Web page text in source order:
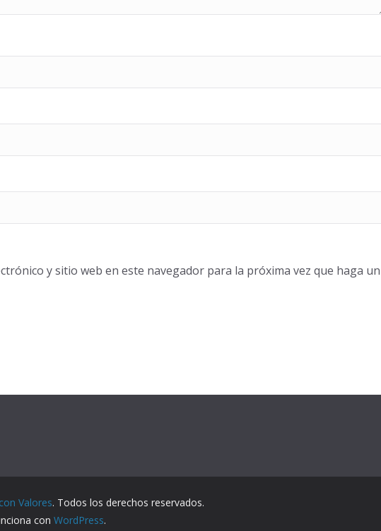
y sitio web en este navegador para la próxima vez que haga un
Valores. Todos los derechos reservados.
con WordPress.